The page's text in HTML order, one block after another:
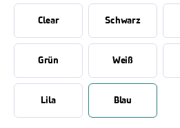
Clear Schwarz
Grün Weiß
Lila Blau